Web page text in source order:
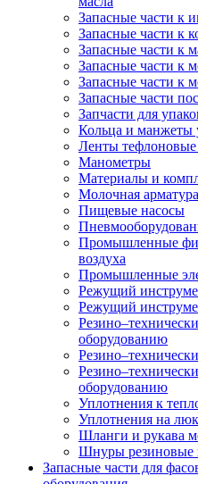
Запасные части к
Запасные части к
Запасные части к
Запасные части к
Запасные части к
Запасные части
Запчасти для
Кольца и манжеты
Ленты
Манометры
Материалы и
Молочная арматура
Пищевые насосы
Промышленные
воздуха
Промышленные
Режущий
Режущий
оборудованию
оборудованию
Уплотнения к
Уплотнения на
Шланги и рукава
Шнуры резиновые
Запасные части для